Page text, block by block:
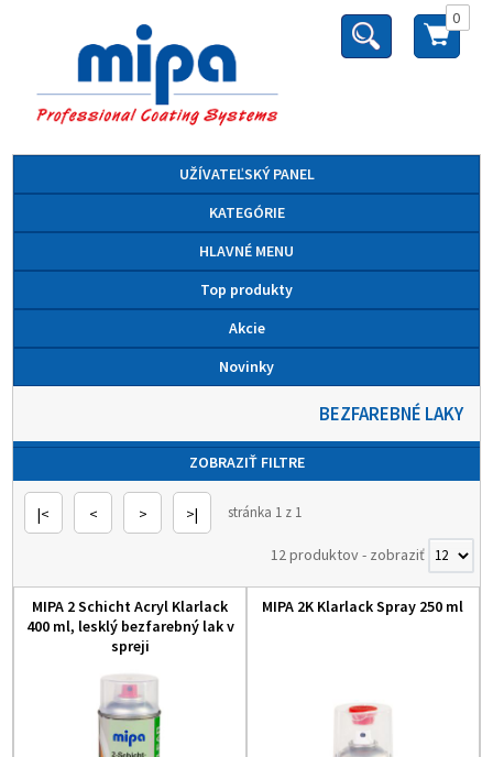
0
UŽÍVATEĽSKÝ PANEL
KATEGÓRIE
HLAVNÉ MENU
Top produkty
Akcie
Novinky
BEZFAREBNÉ LAKY
ZOBRAZIŤ FILTRE
|< < > >| stránka 1 z 1
12 produktov- zobraziť
MIPA 2 Schicht Acryl Klarlack
400 ml, lesklý bezfarebný lak v
spreji
MIPA 2K Klarlack Spray 250 ml